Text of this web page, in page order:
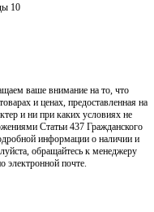
10
ваше внимание на то, что
и ценах, предоставленная на
и ни при каких условиях не
Статьи 437 Гражданского
информации о наличии и
обращайтесь к менеджеру
электронной почте.